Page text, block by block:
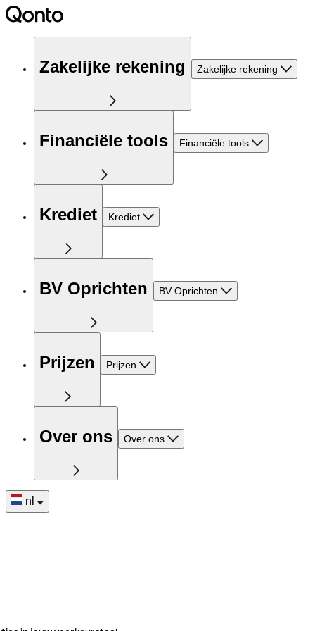
Zakelijke rekening Zakelijke rekening
Financiële tools Financiële tools
Krediet Krediet
BV Oprichten BV Oprichten
Prijzen Prijzen
Over ons Over ons
nl